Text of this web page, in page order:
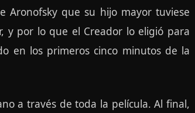
Aronofsky que su hijo mayor tuviese
y por lo que el Creador lo eligió para
en los primeros cinco minutos de la
a través de toda la película. Al final,